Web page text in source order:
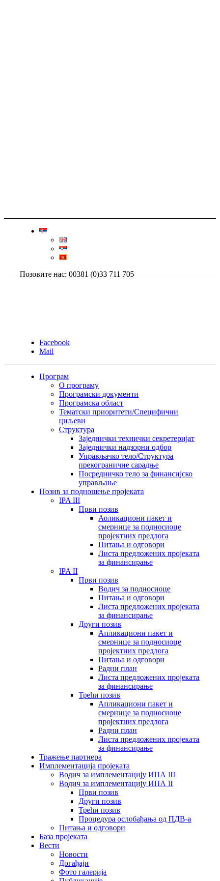
Позовите нас: 00381 (0)33 711 705
Facebook
Mail
Програм
О програму
Програмски документи
Програмска област
Тематски приоритети/Специфични
циљеви
Структура
Заједнички технички секретеријат
Заједнички надзорни одбор
Управљачко тело/Структура
прекограничне сарадње
Посредничко тело за финансијско
управљање
Позив за подношење пројеката
IPA III
Први позив
Аоликациони пакет и
смернице за подносиоце
пројектних предлога
Питања и одговори
Листа предложених пројеката
за финансирање
IPA II
Први позив
Водич за подносиоце
Питања и одговори
Листа предложених пројеката
за финансирање
Други позив
Апликациони пакет и
смернице за подносиоце
пројектних предлога
Питања и одговори
Радни план
Листа предложених пројеката
за финансирање
Трећи позив
Апликациони пакет и
смернице за подносиоце
пројектних предлога
Радни план
Листа предложених пројеката
за финансирање
Тражење партнера
Имплементација пројеката
Водич за имплементацију ИПА III
Водич за имплементацију ИПА II
Први позив
Други позив
Трећи позив
Процедура ослобађања од ПДВ-а
Питања и одговори
База пројеката
Вести
Новости
Догађаји
Фото галерија